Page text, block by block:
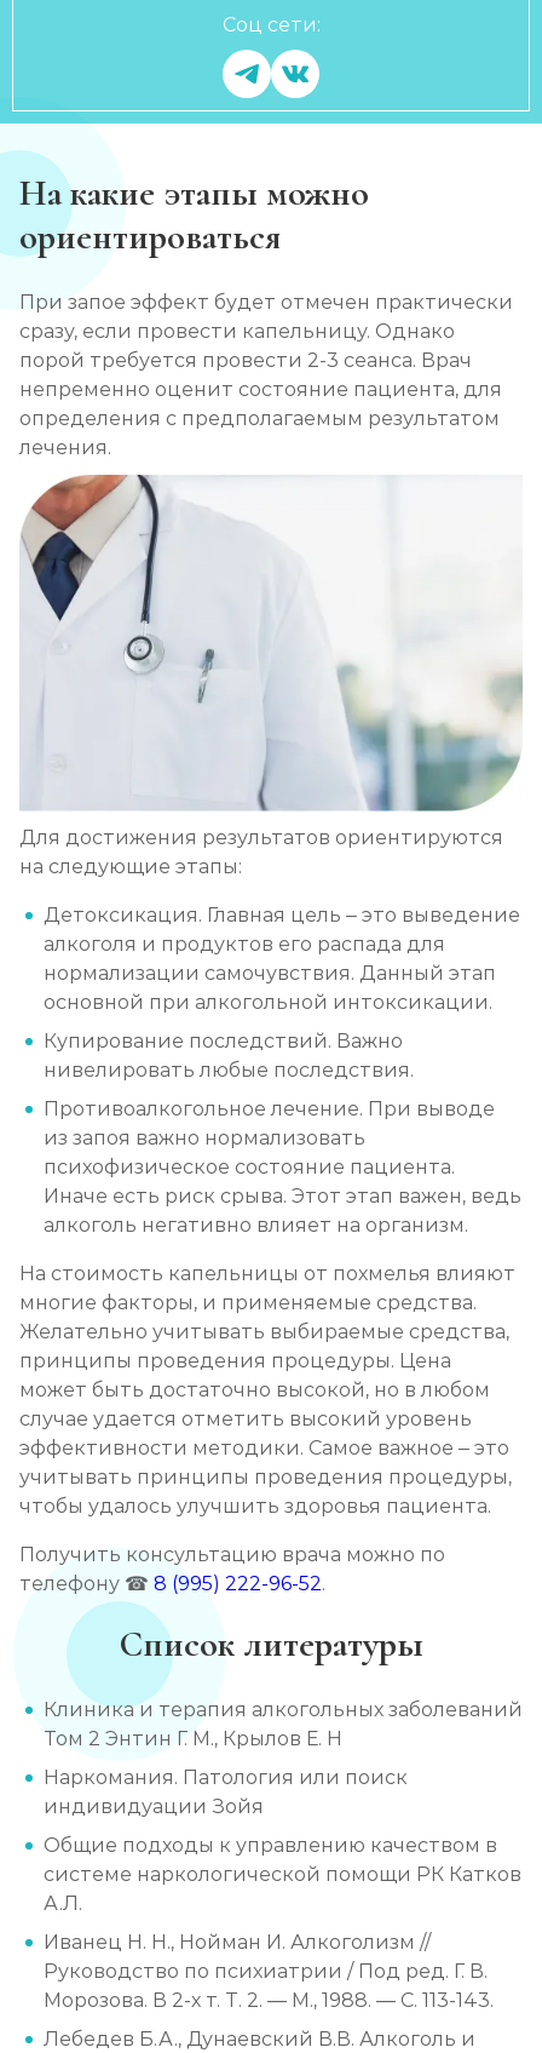
Соц сети:
На какие этапы можно
ориентироваться
При запое эффект будет отмечен практически
сразу, если провести капельницу. Однако
порой требуется провести 2-3 сеанса. Врач
непременно оценит состояние пациента, для
определения с предполагаемым результатом
лечения.
Для достижения результатов ориентируются
на следующие этапы:
Детоксикация. Главная цель – это выведение
алкоголя и продуктов его распада для
нормализации самочувствия. Данный этап
основной при алкогольной интоксикации.
Купирование последствий. Важно
нивелировать любые последствия.
Противоалкогольное лечение. При выводе
из запоя важно нормализовать
психофизическое состояние пациента.
Иначе есть риск срыва. Этот этап важен, ведь
алкоголь негативно влияет на организм.
На стоимость капельницы от похмелья влияют
многие факторы, и применяемые средства.
Желательно учитывать выбираемые средства,
принципы проведения процедуры. Цена
может быть достаточно высокой, но в любом
случае удается отметить высокий уровень
эффективности методики. Самое важное – это
учитывать принципы проведения процедуры,
чтобы удалось улучшить здоровья пациента.
Получить консультацию врача можно по
телефону ☎ 8 (995) 222-96-52.
Список литературы
Клиника и терапия алкогольных заболеваний
Том 2 Энтин Г. М., Крылов Е. Н
Наркомания. Патология или поиск
индивидуации Зойя
Общие подходы к управлению качеством в
системе наркологической помощи РК Катков
А.Л.
Иванец Н. Н., Нойман И. Алкоголизм //
Руководство по психиатрии / Под ред. Г. В.
Морозова. В 2-х т. Т. 2. — М., 1988. — С. 113-143.
Лебедев Б.А., Дунаевский В.В. Алкоголь и